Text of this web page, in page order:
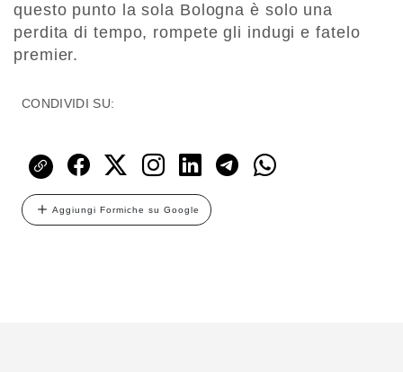
questo punto la sola Bologna è solo una
perdita di tempo, rompete gli indugi e fatelo
premier.
CONDIVIDI SU:
Aggiungi Formiche su Google